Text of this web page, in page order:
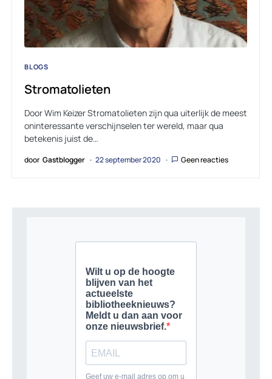
BLOGS
Stromatolieten
Door Wim Keizer Stromatolieten zijn qua uiterlijk de meest
oninteressante verschijnselen ter wereld, maar qua
betekenis juist de…
door Gastblogger 22 september 2020 Geen reacties